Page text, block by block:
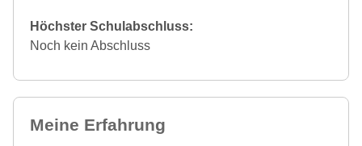
Höchster Schulabschluss:
Noch kein Abschluss
Meine Erfahrung